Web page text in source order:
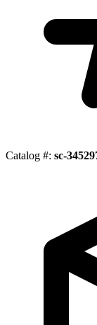
Catalog #: sc-